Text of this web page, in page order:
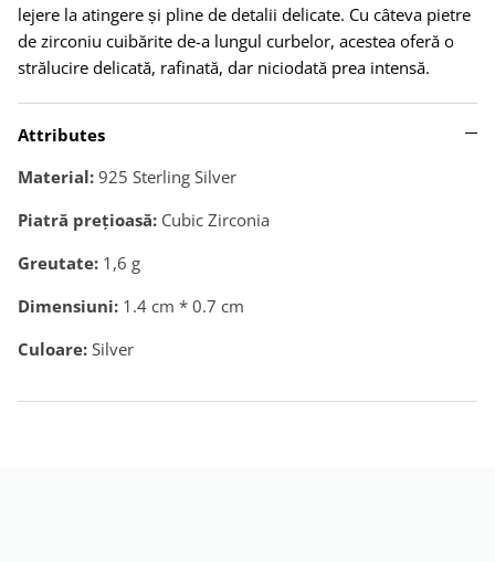
lejere la atingere și pline de detalii delicate. Cu câteva pietre
de zirconiu cuibărite de-a lungul curbelor, acestea oferă o
strălucire delicată, rafinată, dar niciodată prea intensă.
Attributes
Material: 925 Sterling Silver
Piatră preţioasă: Cubic Zirconia
Greutate: 1,6 g
Dimensiuni: 1.4 cm * 0.7 cm
Culoare: Silver